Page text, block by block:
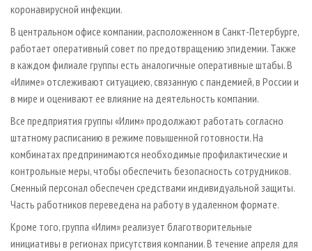
ИНСТРУМЕНТ И МАТЕРИАЛЫ
БИБЛИОТЕКА СПЕЦИАЛИСТА
коронавирусной инфекции.
В центральном офисе компании, расположенном в Санкт-Петербурге,
работает оперативный совет по предотвращению эпидемии. Также
в каждом филиале группы есть аналогичные оперативные штабы. В
«Илиме» отслеживают ситуациею, связанную с пандемией, в России и
в мире и оценивают ее влияние на деятельность компании.
Все предприятия группы «Илим» продолжают работать согласно
штатному расписанию в режиме повышенной готовности. На
комбинатах предпринимаются необходимые профилактические и
контрольные меры, чтобы обеспечить безопасность сотрудников.
Сменный персонал обеспечен средствами индивидуальной защиты.
Часть работников переведена на работу в удаленном формате.
Кроме того, группа «Илим» реализует благотворительные
инициативы в регионах присутствия компании. В течение апреля для